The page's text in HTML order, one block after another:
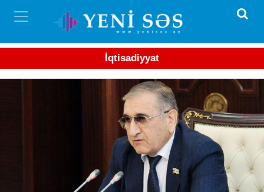
İqtisadiyyat